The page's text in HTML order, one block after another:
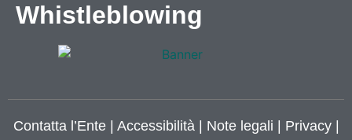
Whistleblowing
Contatta l’Ente| Accessibilità | Note legali | Privacy|